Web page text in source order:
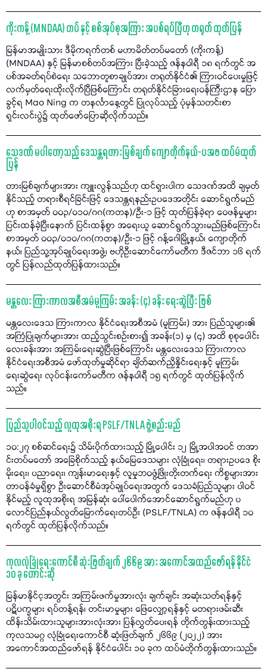
ကိုးကန့် (MNDAA) တပ် နှင့် စစ်အုပ်စုအကြား အပစ်ရပ်ပြီဟု တရုတ် ထုတ်ပြန်
မြန်မာအမျိုးသား ဒီမိုကရက်တစ် မဟာမိတ်တပ်မတော် (ကိုးကန့်)
(MNDAA) နှင့် မြန်မာစစ်တပ်အကြား ပြီးခဲ့သည့် ဇန်နဝါရီ ၁၈ ရက်တွင် အ
ပစ်အခတ်ရပ်စဲရေး သဘောတူစာချုပ်အား တရုတ်နိုင်ငံ၏ ကြားဝင်ပေးမှုဖြင့်
လက်မှတ်ရေးထိုးလိုက်ပြီဖြစ်ကြောင်း တရုတ်နိုင်ငံခြားရေးဝန်ကြီးဌာန ပြော
ခွင့်ရ Mao Ning က တနင်္လာနေ့တွင် ပြုလုပ်သည့် ပုံမှန်သတင်းစာ
ရှင်းလင်းပွဲ၌ ထုတ်ဖော်ပြောဆိုလိုက်သည်။
သေဒဏ် မပါတော့သည့် ဒေသန္တရတားမြစ်ချက် ကျောတိုက်နယ်-ပအဖ ထပ်မံထုတ်
ပြန်
တားမြစ်ချက်များအား ကျူးလွန်သည်ဟု ထင်ရှားပါက သေဒဏ်အထိ ချမှတ်
နိုင်သည့် တရားစီရင်ခြင်းဖြင့် ဒေသန္တရနည်းဥပဒေအတိုင်း ဆောင်ရွက်မည်
ဟု စာအမှတ် ၀၀၃/၀၁၀/ဂဂ(ကတန)/ဦး-၁ ဖြင့် ထုတ်ပြန်ခဲ့ရာ ဝေဖန်မှုများ
ပြင်းထန်ခဲ့ပြီးနောက် ပြင်းထန်စွာ အရေးယူ ဆောင်ရွက်သွားမည်ဖြစ်ကြောင်း
စာအမှတ် ၀၀၃/၀၁၀/ဂဂ(ကတန)/ဦး-၁ ဖြင့် ဂန့်ဂေါမြို့နယ်၊ ကျောတိုက်
နယ်၊ ပြည်သူ့အုပ်ချုပ်ရေးအဖွဲ့၊ ဗဟိုဦးဆောင်ကော်မတီက ဒီဇင်ဘာ ၁၆ ရက်
တွင် ပြန်လည်ထုတ်ပြန်ထားသည်။
မန္တလေး ကြားကာလအစီအမံမူကြမ်း အခန်း (၄) ခန်း ရေးဆွဲပြီး ဖြစ်
မန္တလေးဒေသ ကြားကာလ နိုင်ငံရေးအစီအမံ (မူကြမ်း) အား ပြည်သူများ၏
အကြံပြုချက်များအား ထည့်သွင်းစဉ်းစား၍ အခန်း(၁) မှ (၄) အထိ စုစုပေါင်း
လေးခန်းအား အကြမ်းရေးဆွဲပြီးဖြစ်ကြောင်း မန္တလေးဒေသ ကြားကာလ
နိုင်ငံရေးအစီအမံ ဖော်ထုတ်မှုဆိုင်ရာ ချိတ်ဆက်ညှိနှိုင်းရေးနှင့် မူကြမ်း
ရေးဆွဲရေး လုပ်ငန်းကော်မတီက ဇန်နဝါရီ ၁၅ ရက်တွင် ထုတ်ပြန်လိုက်
သည်။
ပြည်သူပါဝင်သည့် လူထုအစိုးရ PSLF/TNLA ဖွဲ့စည်းမည်
၁၀:၂၇ စစ်ဆင်ရေး၌ သိမ်းပိုက်ထားသည့် မြို့ပေါင်း ၁၂ မြို့အပါအဝင် တအာ
င်းတပ်မတော် အခြေစိုက်သည့် နယ်မြေဒေသများ လုံခြုံရေး၊ တရားဥပဒေ စိုး
မိုးရေး၊ ပညာရေး၊ ကျန်းမာရေးနှင့် လူမှုဘဝဖွံ့ဖြိုးတိုးတက်ရေး ကိစ္စများအား
တာဝန်ခံမှုရှိစွာ ဦးဆောင်စီမံအုပ်ချုပ်ရေးအတွက် ဒေသခံပြည်သူများ ပါဝင်
နိုင်မည့် လူထုအစိုးရ အမြန်ဆုံး ပေါ်ပေါက်အောင်ဆောင်ရွက်မည်ဟု ပ
လောင်ပြည်နယ်လွတ်မြောက်ရေးတပ်ဦး (PSLF/TNLA) က ဇန်နဝါရီ ၁၀
ရက်တွင် ထုတ်ပြန်လိုက်သည်။
ကုလလုံခြုံရေးကောင်စီ ဆုံးဖြတ်ချက် ၂၆၆၉ အား အကောင်အထည်ဖော်ရန် နိုင်ငံ
၁၀ ခု တောင်းဆို
မြန်မာနိုင်င့အတွင်း အကြမ်းဖက်မှုအားလုံး ချက်ချင်း အဆုံးသတ်ရန်နှင့်
ပဋိပက္ခများ ရပ်တန့်ရန်၊ တင်းမာမှုများ ဖြေလျှော့ရန်နှင့် မတရားဖမ်းဆီး
ထိန်းသိမ်းထားသူများအားလုံးအား ပြန်လွှတ်ပေးရန် တိုက်တွန်းထားသည့်
ကုလသမဂ္ဂ လုံခြုံရေးကောင်စီ ဆုံးဖြတ်ချက် ၂၆၆၉ (၂၀၂၂) အား
အကောင်အထည်ဖော်ရန် နိုင်ငံပေါင်း ၁၀ ခုက ထပ်မံတိုက်တွန်းထားသည်။